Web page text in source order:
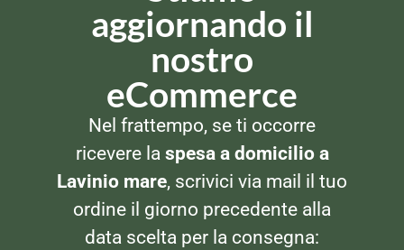
DETERSIVI BUCATO
Marsiglia 300gr
DETERSIVI BUCATO
aggiornando il
nostro
eCommerce
Nel frattempo, se ti occorre
ricevere la spesa a domicilio a
Lavinio mare, scrivici via mail il tuo
ordine il giorno precedente alla
data scelta per la consegna: